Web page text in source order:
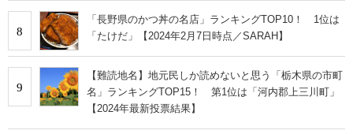
8
「長野県のかつ丼の名店」ランキングTOP10！ 1位は
「たけだ」【2024年2月7日時点／SARAH】
9
【難読地名】地元民しか読めないと思う「栃木県の市町
名」ランキングTOP15！ 第1位は「河内郡上三川町」
【2024年最新投票結果】